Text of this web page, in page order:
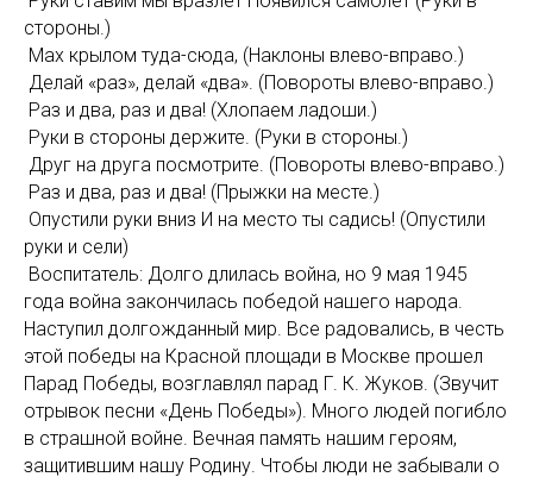
стороны.)
Мах крылом туда-сюда, (Наклоны влево-вправо.)
Делай «раз», делай «два». (Повороты влево-вправо.)
Раз и два, раз и два! (Хлопаем ладоши.)
Руки в стороны держите. (Руки в стороны.)
Друг на друга посмотрите. (Повороты влево-вправо.)
Раз и два, раз и два! (Прыжки на месте.)
Опустили руки вниз И на место ты садись! (Опустили
руки и сели)
Воспитатель: Долго длилась война, но 9 мая 1945
года война закончилась победой нашего народа.
Наступил долгожданный мир. Все радовались, в честь
этой победы на Красной площади в Москве прошел
Парад Победы, возглавлял парад Г. К. Жуков. (Звучит
отрывок песни «День Победы»). Много людей погибло
в страшной войне. Вечная память нашим героям,
защитившим нашу Родину. Чтобы люди не забывали о